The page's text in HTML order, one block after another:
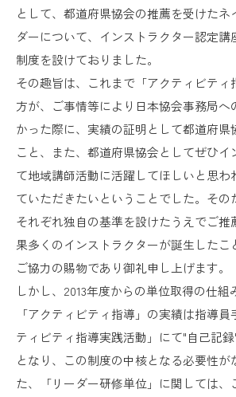
として、都道府県協会の推薦を受けたネ
ダーについて、インストラクター認定講
制度を設けておりました。
その趣旨は、これまで「アクティビティ
方が、ご事情等により日本協会事務局へ
かった際に、実績の証明として都道府県
こと、また、都道府県協会としてぜひイ
て地域講師活動に活躍してほしいと思わ
ていただきたいということでした。その
それぞれ独自の基準を設けたうえでご推
果多くのインストラクターが誕生したこ
ご協力の賜物であり御礼申し上げます。
しかし、2013年度からの単位取得の仕組
「アクティビティ指導」の実績は指導
ティビティ指導実践活動」にて"自己記
となり、この制度の中核となる必要性が
た、「リーダー研修単位」に関しては、